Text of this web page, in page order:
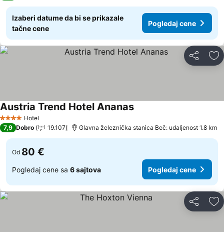
Izaberi datume da bi se prikazale
tačne cene
Pogledaj cene
Deli
4 ZvezdiceHotel
Austria Trend Hotel Ananas
7,9 Dobro 19.107 Glavna železnička stanica Beč: udaljenost 1.8 km
Od 80 €
Pogledaj cene sa 6 sajtova Pogledaj cene
Deli